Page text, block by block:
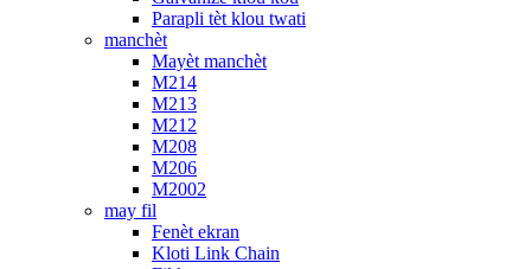
Parapli tèt klou twati
manchèt
Mayèt manchèt
M214
M213
M212
M208
M206
M2002
may fil
Fenèt ekran
Kloti Link Chain